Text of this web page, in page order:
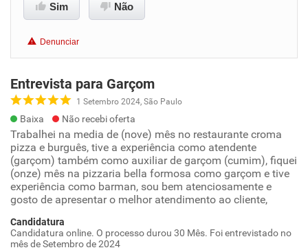
Sim Não
Denunciar
Entrevista para Garçom
1 Setembro 2024, São Paulo
Baixa Não recebi oferta
Trabalhei na media de (nove) mês no restaurante croma
pizza e burguês, tive a experiência como atendente
(garçom) também como auxiliar de garçom (cumim), fiquei
(onze) mês na pizzaria bella formosa como garçom e tive
experiência como barman, sou bem atenciosamente e
gosto de apresentar o melhor atendimento ao cliente,
Candidatura
Candidatura online. O processo durou 30 Mês. Foi entrevistado no
mês de Setembro de 2024